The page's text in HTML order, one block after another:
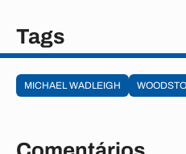
Tags
MICHAEL WADLEIGH